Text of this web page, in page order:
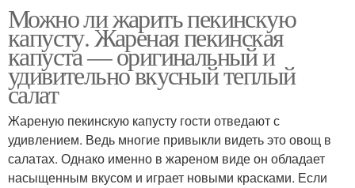
Можно ли жарить пекинскую
капусту. Жареная пекинская
капуста — оригинальный и
удивительно вкусный теплый
салат
Жареную пекинскую капусту гости отведают с
удивлением. Ведь многие привыкли видеть это овощ в
салатах. Однако именно в жареном виде он обладает
насыщенным вкусом и играет новыми красками. Если